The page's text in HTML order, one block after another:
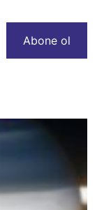
Abone ol